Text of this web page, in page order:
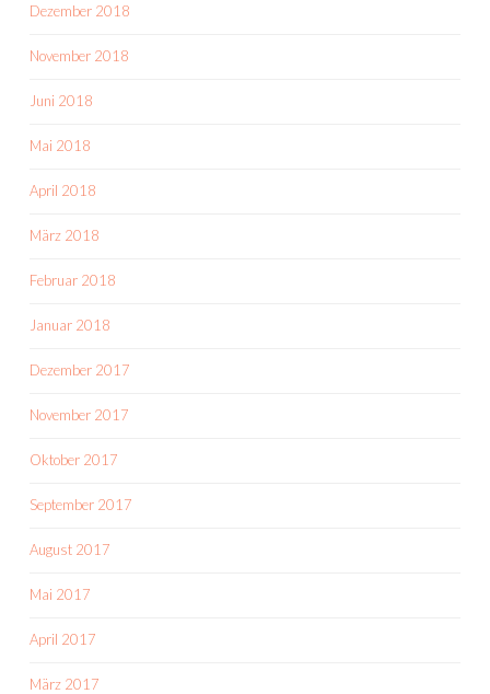
Dezember 2018
November 2018
Juni 2018
Mai 2018
April 2018
März 2018
Februar 2018
Januar 2018
Dezember 2017
November 2017
Oktober 2017
September 2017
August 2017
Mai 2017
April 2017
März 2017